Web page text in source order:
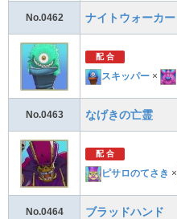
No.0462 ナイトウォーカー
配 合
スキッパー ×
No.0463 なげきの亡霊
配 合
ピサロのてさき ×
No.0464 ブラッドハンド